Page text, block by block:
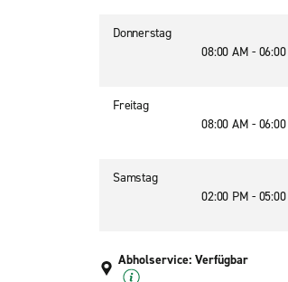
Donnerstag
08:00 AM -
Freitag
08:00 AM -
Samstag
02:00 PM -
Abholservice: Verfügbar